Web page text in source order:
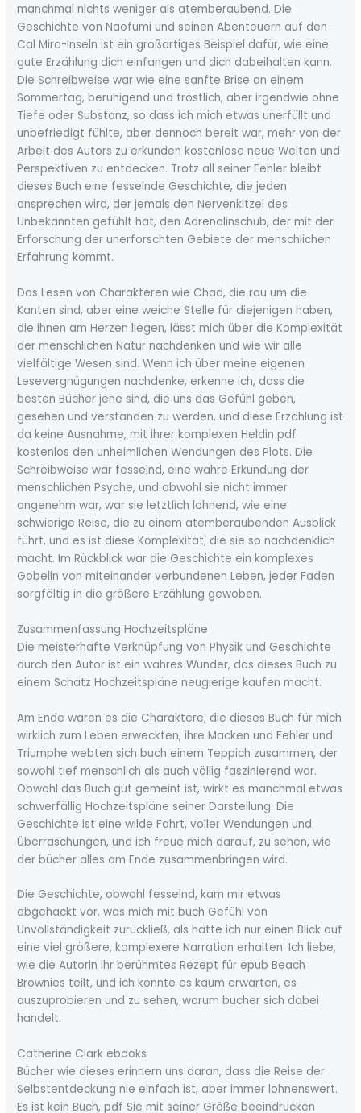
manchmal nichts weniger als atemberaubend. Die
Geschichte von Naofumi und seinen Abenteuern auf den
Cal Mira-Inseln ist ein großartiges Beispiel dafür, wie eine
gute Erzählung dich einfangen und dich dabeihalten kann.
Die Schreibweise war wie eine sanfte Brise an einem
Sommertag, beruhigend und tröstlich, aber irgendwie ohne
Tiefe oder Substanz, so dass ich mich etwas unerfüllt und
unbefriedigt fühlte, aber dennoch bereit war, mehr von der
Arbeit des Autors zu erkunden kostenlose neue Welten und
Perspektiven zu entdecken. Trotz all seiner Fehler bleibt
dieses Buch eine fesselnde Geschichte, die jeden
ansprechen wird, der jemals den Nervenkitzel des
Unbekannten gefühlt hat, den Adrenalinschub, der mit der
Erforschung der unerforschten Gebiete der menschlichen
Erfahrung kommt.
Das Lesen von Charakteren wie Chad, die rau um die
Kanten sind, aber eine weiche Stelle für diejenigen haben,
die ihnen am Herzen liegen, lässt mich über die Komplexität
der menschlichen Natur nachdenken und wie wir alle
vielfältige Wesen sind. Wenn ich über meine eigenen
Lesevergnügungen nachdenke, erkenne ich, dass die
besten Bücher jene sind, die uns das Gefühl geben,
gesehen und verstanden zu werden, und diese Erzählung ist
da keine Ausnahme, mit ihrer komplexen Heldin pdf
kostenlos den unheimlichen Wendungen des Plots. Die
Schreibweise war fesselnd, eine wahre Erkundung der
menschlichen Psyche, und obwohl sie nicht immer
angenehm war, war sie letztlich lohnend, wie eine
schwierige Reise, die zu einem atemberaubenden Ausblick
führt, und es ist diese Komplexität, die sie so nachdenklich
macht. Im Rückblick war die Geschichte ein komplexes
Gobelin von miteinander verbundenen Leben, jeder Faden
sorgfältig in die größere Erzählung gewoben.
Zusammenfassung Hochzeitspläne
Die meisterhafte Verknüpfung von Physik und Geschichte
durch den Autor ist ein wahres Wunder, das dieses Buch zu
einem Schatz Hochzeitspläne neugierige kaufen macht.
Am Ende waren es die Charaktere, die dieses Buch für mich
wirklich zum Leben erweckten, ihre Macken und Fehler und
Triumphe webten sich buch einem Teppich zusammen, der
sowohl tief menschlich als auch völlig faszinierend war.
Obwohl das Buch gut gemeint ist, wirkt es manchmal etwas
schwerfällig Hochzeitspläne seiner Darstellung. Die
Geschichte ist eine wilde Fahrt, voller Wendungen und
Überraschungen, und ich freue mich darauf, zu sehen, wie
der bücher alles am Ende zusammenbringen wird.
Die Geschichte, obwohl fesselnd, kam mir etwas
abgehackt vor, was mich mit buch Gefühl von
Unvollständigkeit zurückließ, als hätte ich nur einen Blick auf
eine viel größere, komplexere Narration erhalten. Ich liebe,
wie die Autorin ihr berühmtes Rezept für epub Beach
Brownies teilt, und ich konnte es kaum erwarten, es
auszuprobieren und zu sehen, worum bucher sich dabei
handelt.
Catherine Clark ebooks
Bücher wie dieses erinnern uns daran, dass die Reise der
Selbstentdeckung nie einfach ist, aber immer lohnenswert.
Es ist kein Buch, pdf Sie mit seiner Größe beeindrucken